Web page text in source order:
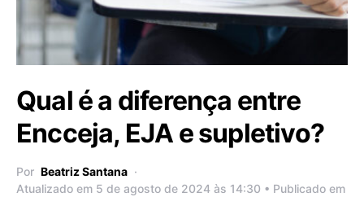
Qual é a diferença entre
Encceja, EJA e supletivo?
Por Beatriz Santana
Atualizado em 5 de agosto de 2024 às 14:30 • Publicado em